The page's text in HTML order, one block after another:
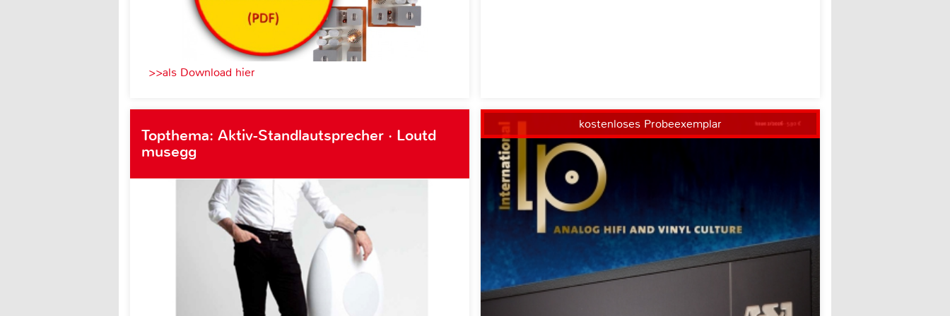
>>als Download hier
Topthema: Aktiv-Standlautsprecher · Loutd
musegg
kostenloses Probeexemplar